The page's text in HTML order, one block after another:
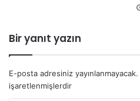
Bir yanıt yazın
E-posta adresiniz yayınlanmayacak.
işaretlenmişlerdir